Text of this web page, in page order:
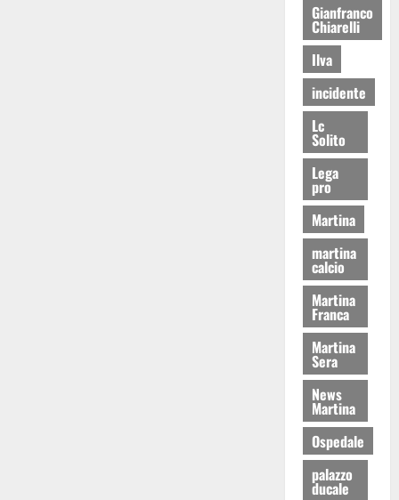
Gianfranco
Chiarelli
Ilva
incidente
Lc
Solito
Lega
pro
Martina
martina
calcio
Martina
Franca
Martina
Sera
News
Martina
Ospedale
palazzo
ducale